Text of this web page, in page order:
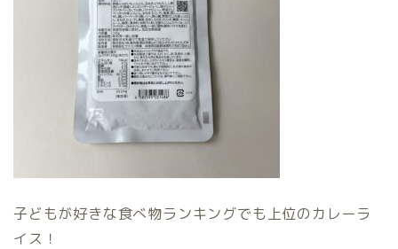
子どもが好きな食べ物ランキングでも上位のカレーラ
イス！